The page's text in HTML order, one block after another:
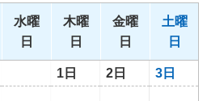
水曜
日
木曜
日
金曜
日
土曜
日
1日 2日 3日